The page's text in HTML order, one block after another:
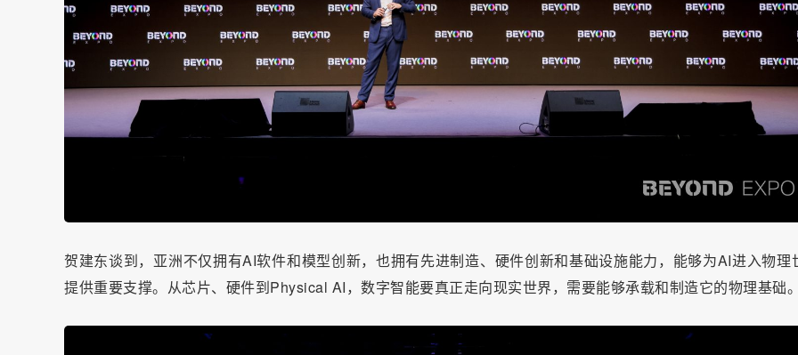
贺建东谈到，亚洲不仅拥有AI软件和模型创新，也拥有先进制造、硬件创新和基础设施能力，能够为AI进入物理
提供重要支撑。从芯片、硬件到Physical AI，数字智能要真正走向现实世界，需要能够承载和制造它的物理基础